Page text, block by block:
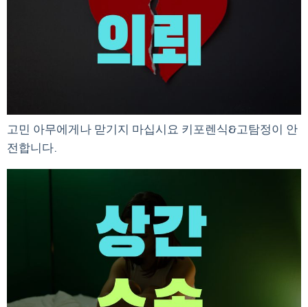
고민 아무에게나 맏기지 마십시요 키포렌식&고탐정이 안
전합니다.